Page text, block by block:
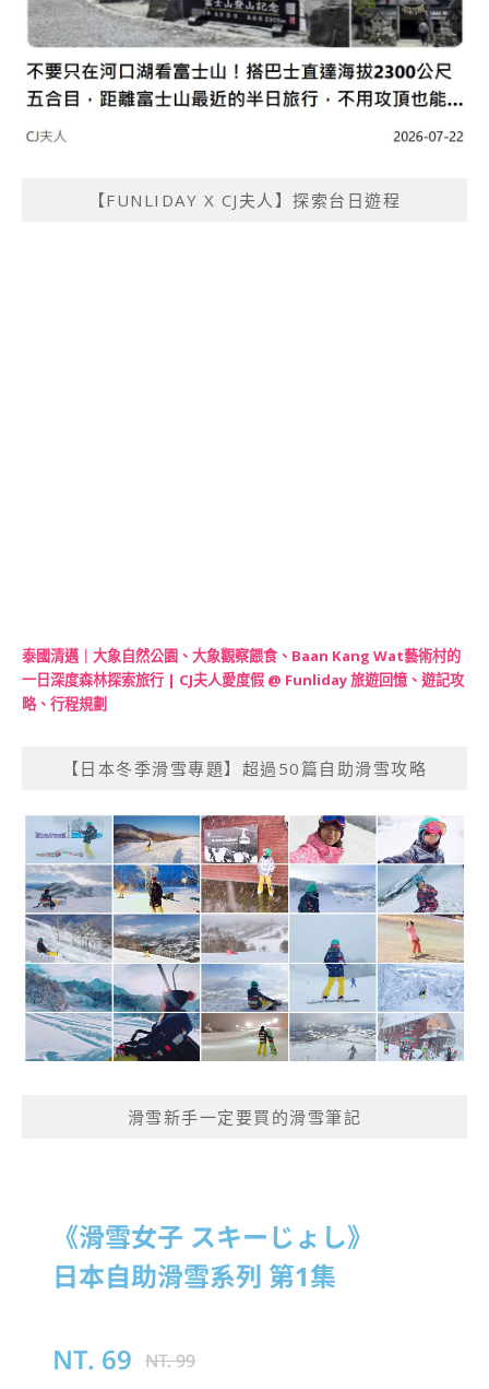
【FUNLIDAY X CJ夫人】探索台日遊程
泰國清邁｜大象自然公園、大象觀察餵食、Baan Kang Wat藝術村的
一日深度森林探索旅行 | CJ夫人愛度假 @ Funliday 旅遊回憶、遊記攻
略、行程規劃
【日本冬季滑雪專題】超過50篇自助滑雪攻略
滑雪新手一定要買的滑雪筆記